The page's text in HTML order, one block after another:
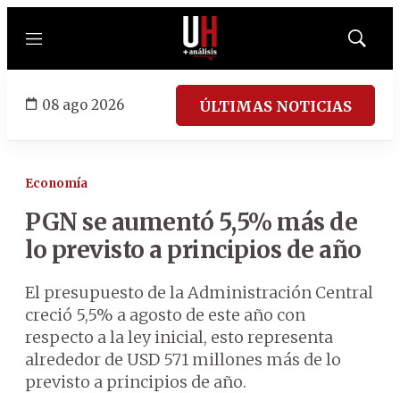
Menú
Mostrar
08 ago 2026 ÚLTIMAS NOTICIAS
Economía
PGN se aumentó 5,5% más de
lo previsto a principios de año
El presupuesto de la Administración Central
creció 5,5% a agosto de este año con
respecto a la ley inicial, esto representa
alrededor de USD 571 millones más de lo
previsto a principios de año.